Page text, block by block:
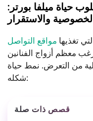
حياة ميلفا بورتر:
تغذيها مواقع التواصل
معظم أزواج الفنانين
من التعرض. نمط حياة
شكله:
قصص ذات صلة